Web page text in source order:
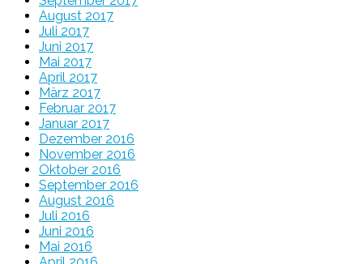
August 2017
Juli 2017
Juni 2017
Mai 2017
April 2017
März 2017
Februar 2017
Januar 2017
Dezember 2016
November 2016
Oktober 2016
September 2016
August 2016
Juli 2016
Juni 2016
Mai 2016